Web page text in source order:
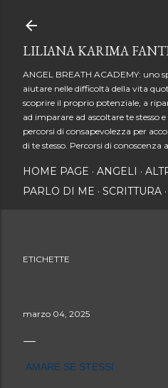
LILIANA KARIMA
ANGEL BREATH ACADEMY: uno
aiutare nelle difficoltà della vita
scoprire il proprio potenziale, a
ad imparare ad ascoltare te stesso
percorsi di consapevolezza per
di te stesso. Percorsi di conoscenza
HOME PAGE ANGELI
PARLO DI ME
SCRITTURA
ETICHETTE
marzo 04, 2025
AMARE SE STESSI